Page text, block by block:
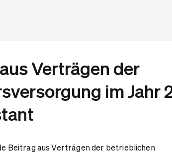
Verträgen der
im Jahr
Beitrag aus Verträgen der betrieblichen